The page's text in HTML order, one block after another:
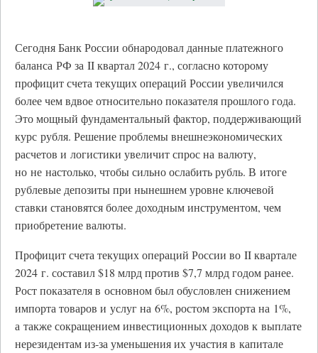
Сегодня Банк России обнародовал данные платежного
баланса РФ за II квартал 2024 г., согласно которому
профицит счета текущих операций России увеличился
более чем вдвое относительно показателя прошлого года.
Это мощный фундаментальный фактор, поддерживающий
курс рубля. Решение проблемы внешнеэкономических
расчетов и логистики увеличит спрос на валюту,
но не настолько, чтобы сильно ослабить рубль. В итоге
рублевые депозиты при нынешнем уровне ключевой
ставки становятся более доходным инструментом, чем
приобретение валюты.
Профицит счета текущих операций России во II квартале
2024 г. составил $18 млрд против $7,7 млрд годом ранее.
Рост показателя в основном был обусловлен снижением
импорта товаров и услуг на 6%, ростом экспорта на 1%,
а также сокращением инвестиционных доходов к выплате
нерезидентам из‑за уменьшения их участия в капитале